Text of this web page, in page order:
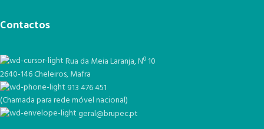
Contactos
Rua da Meia Laranja, Nº 10
2640-146 Cheleiros, Mafra
913 476 451
(Chamada para rede móvel nacional)
geral@brupec.pt